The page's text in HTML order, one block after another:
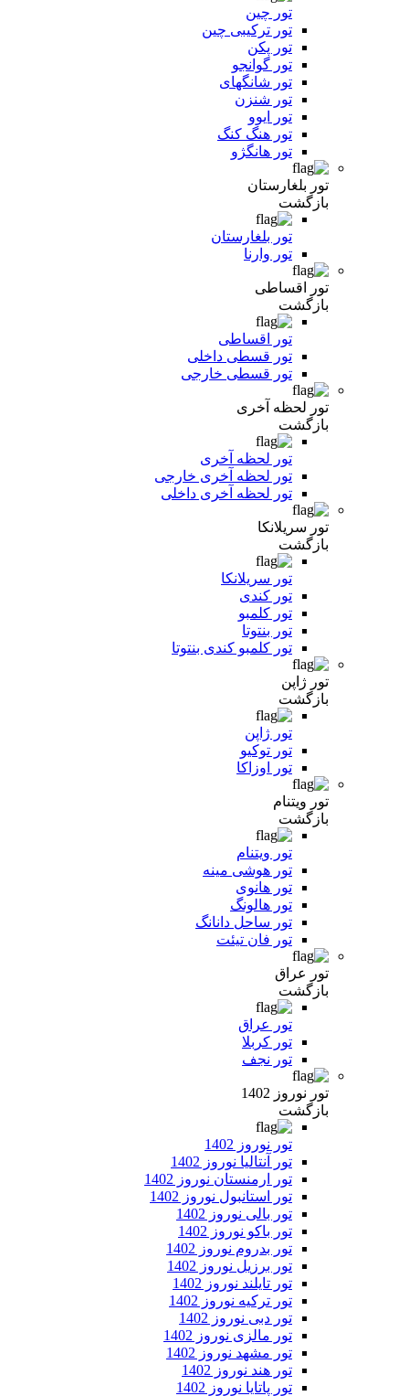
تور چین
تور ترکیبی چین
تور پکن
تور گوانجو
تور شانگهای
تور شنزن
تور ایوو
تور هنگ کنگ
تور هانگژو
تور بلغارستان
بازگشت
تور بلغارستان
تور وارنا
تور اقساطی
بازگشت
تور اقساطی
تور قسطی داخلی
تور قسطی خارجی
تور لحظه آخری
بازگشت
تور لحظه آخری
تور لحظه آخری خارجی
تور لحظه آخری داخلی
تور سریلانکا
بازگشت
تور سریلانکا
تور کندی
تور کلمبو
تور بنتوتا
تور کلمبو کندی بنتوتا
تور ژاپن
بازگشت
تور ژاپن
تور توکیو
تور اوزاکا
تور ویتنام
بازگشت
تور ویتنام
تور هوشی مینه
تور هانوی
تور هالونگ
تور ساحل دانانگ
تور فان تیئت
تور عراق
بازگشت
تور عراق
تور کربلا
تور نجف
تور نوروز 1402
بازگشت
تور نوروز 1402
تور آنتالیا نوروز 1402
تور ارمنستان نوروز 1402
تور استانبول نوروز 1402
تور بالی نوروز 1402
تور باکو نوروز 1402
تور بدروم نوروز 1402
تور برزیل نوروز 1402
تور تایلند نوروز 1402
تور ترکیه نوروز 1402
تور دبی نوروز 1402
تور مالزی نوروز 1402
تور مشهد نوروز 1402
تور هند نوروز 1402
تور پاتایا نوروز 1402